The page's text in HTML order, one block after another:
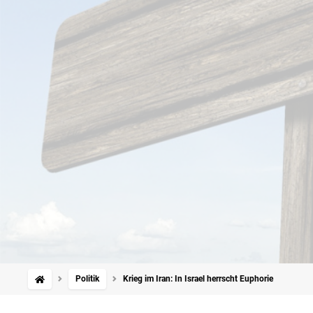
Politik Krieg im Iran: In Israel herrscht Euphorie